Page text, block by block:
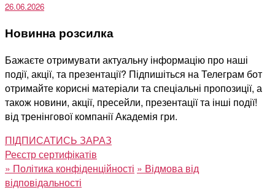
26.06.2026
Новинна розсилка
Бажаєте отримувати актуальну інформацію про наші
події, акції, та презентації? Підпишіться на Телеграм бот
отримайте корисні матеріали та спеціальні пропозиції, а
також новини, акції, пресейли, презентації та інші події!
від тренінгової компанії Академія гри.
ПІДПИСАТИСЬ ЗАРАЗ
Реєстр сертифікатів
» Політика конфіденційності » Відмова від
відповідальності